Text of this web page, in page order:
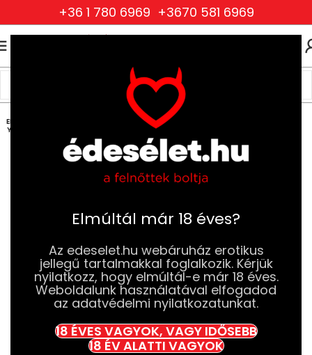
Elmúltál már 18 éves?
Az edeselet.hu webáruház erotikus
jellegű tartalmakkal foglalkozik. Kérjük
nyilatkozz, hogy elmúltál-e már 18 éves.
Weboldalunk használatával elfogadod
az adatvédelmi nyilatkozatunkat.
18 ÉVES VAGYOK, VAGY IDŐSEBB
18 ÉV ALATTI VAGYOK
+36 1 780 6969 +3670 581 6969
Szexjátékok Análdugók (Plugok)
Klasszikus Análdugók
ELFOG
YOTT